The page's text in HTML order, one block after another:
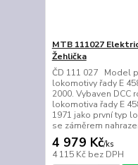
MTB 111027
Žehlička
ČD 111 027 Model
lokomotivy řady E
2000. Vybaven DCC
lokomotiva řady E
1971 jako první typ
se záměrem
4 979 Kč/ks
4 115 Kč bez DPH